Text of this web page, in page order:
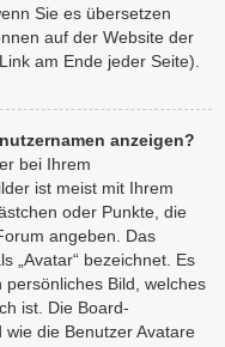
Sie es übersetzen
auf der Website der
am Ende jeder Seite).
anzeigen?
bei Ihrem
ist meist mit Ihrem
oder Punkte, die
angeben. Das
„Avatar“ bezeichnet. Es
Bild, welches
ist. Die Board-
die Benutzer Avatare